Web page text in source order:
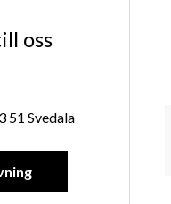
oss
51 Svedala